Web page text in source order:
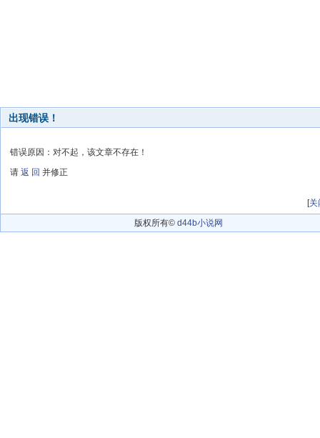
出现错误！
错误原因：对不起，该文章不存在！
请 返 回 并修正
[关
版权所有© d44b小说网